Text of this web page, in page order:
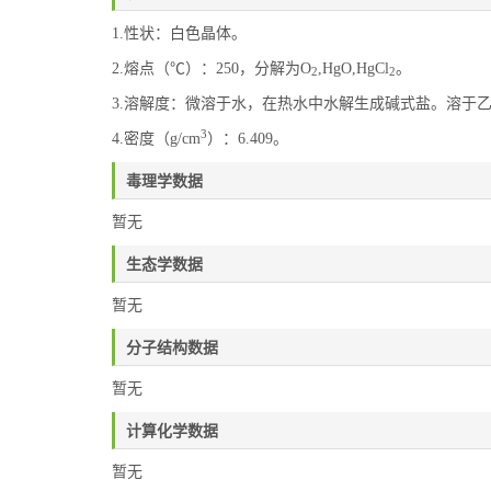
1.性状：白色晶体。
2.熔点（℃）：250，分解为O2 ,HgO,HgCl2。
3.溶解度：微溶于水，在热水中水解生成碱式盐。溶于乙
4.密度（g/cm3）：6.409。
毒理学数据
暂无
生态学数据
暂无
分子结构数据
暂无
计算化学数据
暂无